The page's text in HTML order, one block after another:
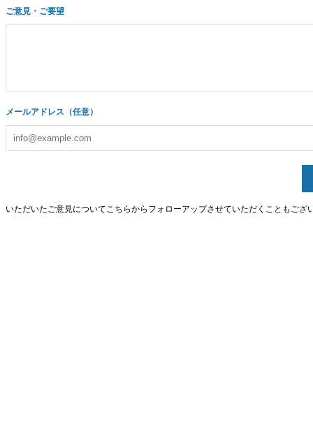
ご意見・ご要望
メールアドレス（任意）
いただいたご意見についてこちらからフォローアップさせていただくこともござ